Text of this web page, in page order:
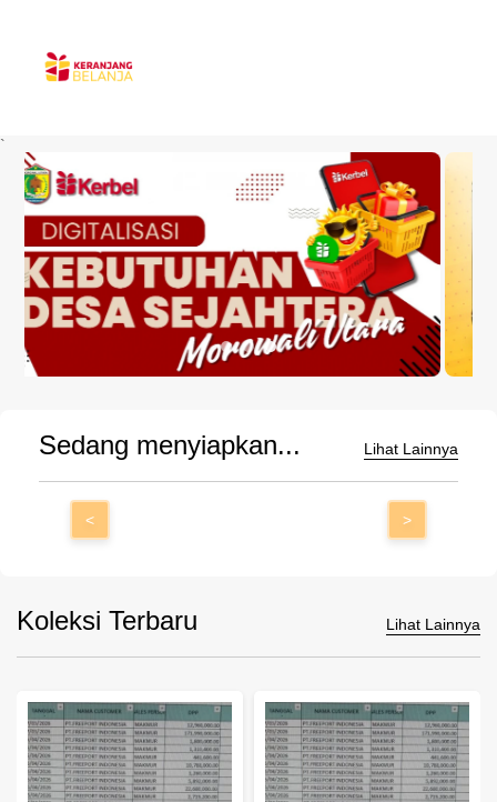
`
Sedang menyiapkan... Lihat Lainnya
< >
Koleksi Terbaru Lihat Lainnya